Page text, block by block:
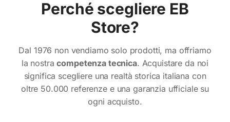
Perché scegliere EB
Store?
Dal 1976 non vendiamo solo prodotti, ma offriamo
la nostracompetenza tecnica. Acquistare da noi
significa scegliere una realtà storica italiana con
oltre 50.000 referenze e una garanzia ufficiale su
ogni acquisto.